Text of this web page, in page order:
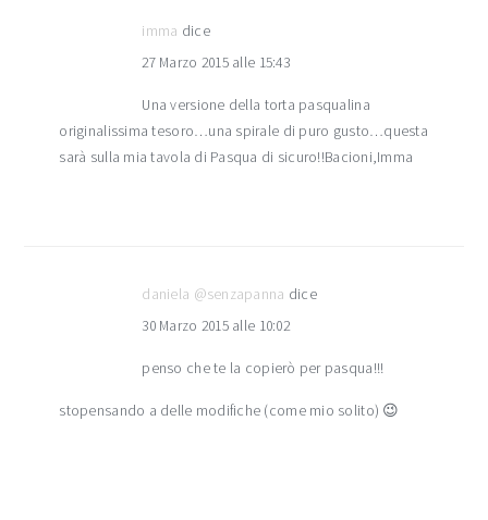
imma dice
27 Marzo 2015 alle 15:43
Una versione della torta pasqualina
originalissima tesoro…una spirale di puro gusto…questa
sarà sulla mia tavola di Pasqua di sicuro!!Bacioni,Imma
daniela @senzapanna dice
30 Marzo 2015 alle 10:02
penso che te la copierò per pasqua!!!
stopensando a delle modifiche (come mio solito) 😉